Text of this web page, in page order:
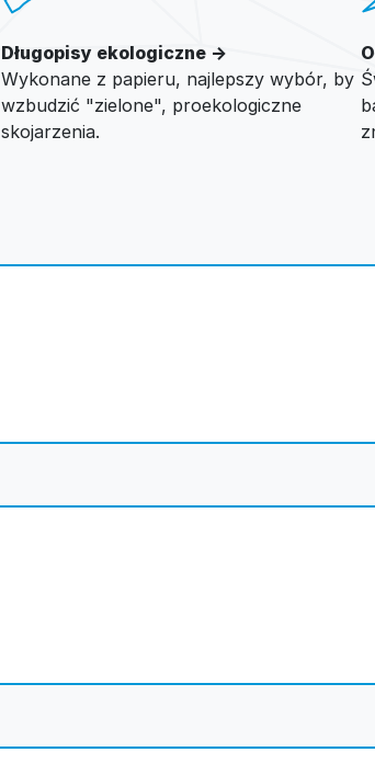
Długopisy ekologiczne →
Wykonane z papieru, najlepszy wybór, by
wzbudzić "zielone", proekologiczne
skojarzenia.